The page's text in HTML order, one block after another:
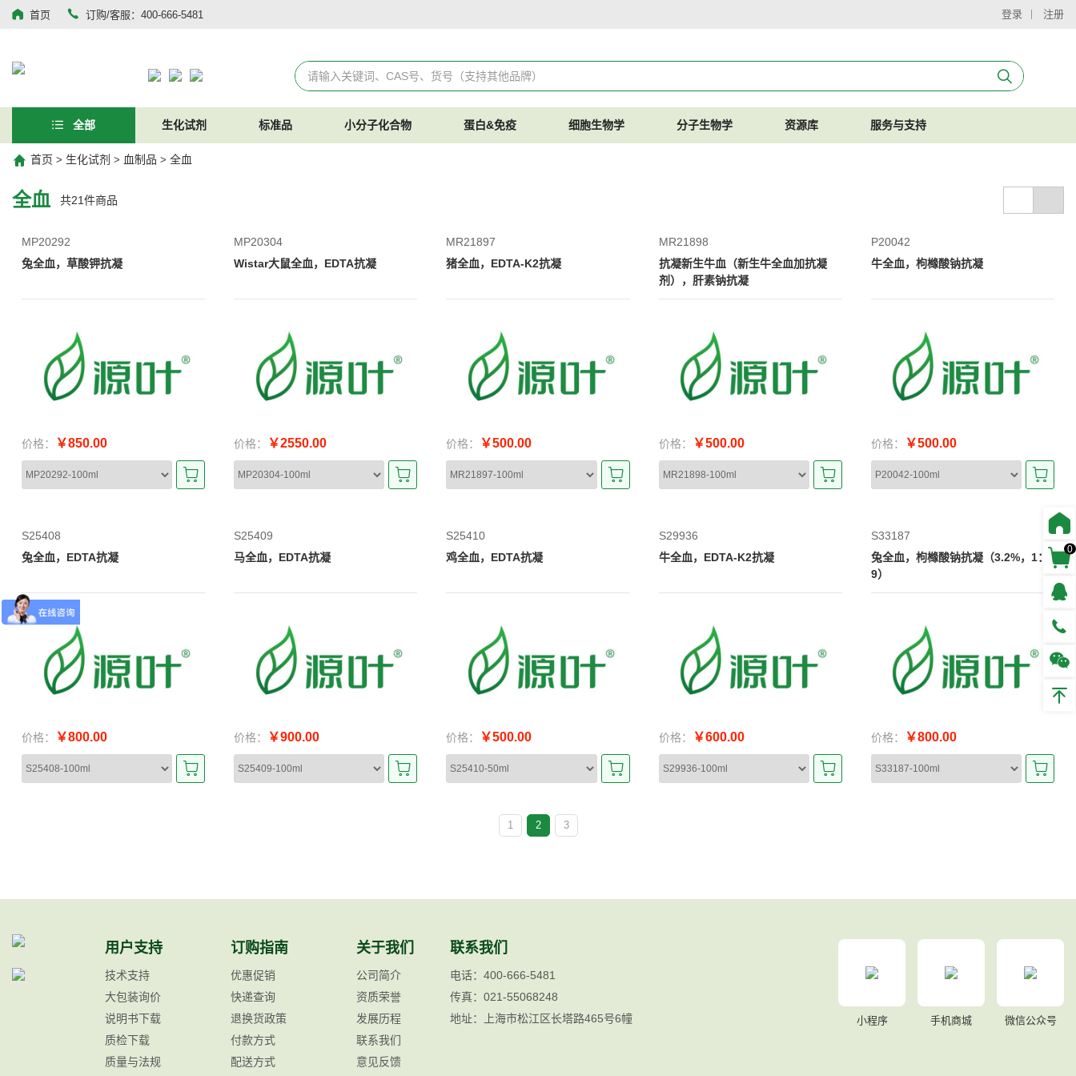
首页 订购/客服：400-666-5481 登录 注册
全部 生化试剂 标准品 小分子化合物 蛋白&免疫 细胞生物学 分子生物学 资源库 服务与支持
首页 > 生化试剂 > 血制品 > 全血
全血 共21件商品
MP20292
兔全血，草酸钾抗凝
价格： ￥850.00
MP20304
Wistar大鼠全血，EDTA抗凝
价格： ￥2550.00
MR21897
猪全血，EDTA-K2抗凝
价格： ￥500.00
MR21898
抗凝新生牛血（新生牛全血加抗凝
剂），肝素钠抗凝
价格： ￥500.00
P20042
牛全血，枸橼酸钠抗凝
价格： ￥500.00
S25408
兔全血，EDTA抗凝
价格： ￥800.00
S25409
马全血，EDTA抗凝
价格： ￥900.00
S25410
鸡全血，EDTA抗凝
价格： ￥500.00
S29936
牛全血，EDTA-K2抗凝
价格： ￥600.00
S33187
兔全血，枸橼酸钠抗凝（3.2%，1：
9）
价格： ￥800.00
1 2 3
用户支持
技术支持
大包装询价
说明书下载
质检下载
质量与法规
订购指南
优惠促销
快递查询
退换货政策
付款方式
配送方式
关于我们
公司简介
资质荣誉
发展历程
联系我们
意见反馈
联系我们
电话：400-666-5481
传真：021-55068248
地址：上海市松江区长塔路465号6幢
小程序 手机商城 微信公众号
0